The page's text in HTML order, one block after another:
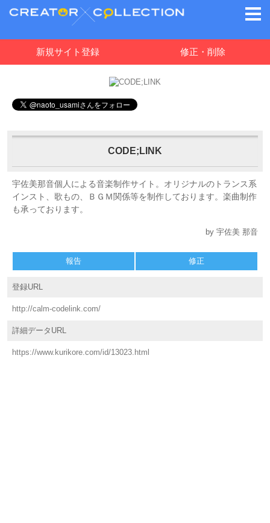
新規サイト登録 修正・削除
CODE;LINK
宇佐美那音個人による音楽制作サイト。オリジナルのトランス系
インスト、歌もの、ＢＧＭ関係等を制作しております。楽曲制作
も承っております。
by 宇佐美 那音
報告 修正
登録URL
http://calm-codelink.com/
詳細データURL
https://www.kurikore.com/id/13023.html